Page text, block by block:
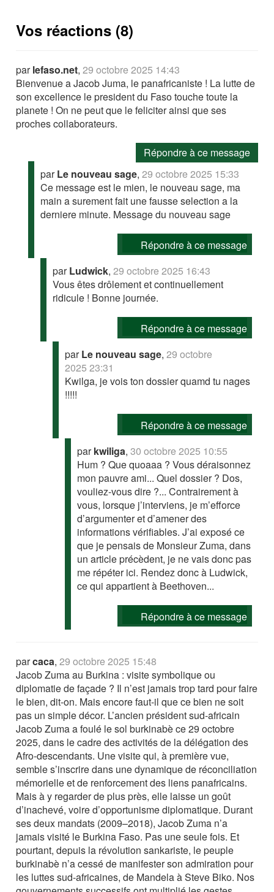
Vos réactions (8)
parlefaso.net,29 octobre 2025 14:43
Bienvenue a Jacob Juma, le panafricaniste ! La lutte de
son excellence le president du Faso touche toute la
planete ! On ne peut que le feliciter ainsi que ses
proches collaborateurs.
Répondre à ce message
parLe nouveau sage,29 octobre 2025 15:33
Ce message est le mien, le nouveau sage, ma
main a surement fait une fausse selection a la
derniere minute. Message du nouveau sage
Répondre à ce message
parLudwick,29 octobre 2025 16:43
Vous êtes drôlement et continuellement
ridicule ! Bonne journée.
Répondre à ce message
parLe nouveau sage,29 octobre
2025 23:31
Kwilga, je vois ton dossier quamd tu nages
!!!!!
Répondre à ce message
parkwiliga,30 octobre 2025 10:55
Hum ? Que quoaaa ? Vous déraisonnez
mon pauvre ami... Quel dossier ? Dos,
vouliez-vous dire ?... Contrairement à
vous, lorsque j’interviens, je m’efforce
d’argumenter et d’amener des
informations vérifiables. J’ai exposé ce
que je pensais de Monsieur Zuma, dans
un article précèdent, je ne vais donc pas
me répéter ici. Rendez donc à Ludwick,
ce qui appartient à Beethoven...
Répondre à ce message
parcaca,29 octobre 2025 15:48
Jacob Zuma au Burkina : visite symbolique ou
diplomatie de façade ? Il n’est jamais trop tard pour faire
le bien, dit-on. Mais encore faut-il que ce bien ne soit
pas un simple décor. L’ancien président sud-africain
Jacob Zuma a foulé le sol burkinabè ce 29 octobre
2025, dans le cadre des activités de la délégation des
Afro-descendants. Une visite qui, à première vue,
semble s’inscrire dans une dynamique de réconciliation
mémorielle et de renforcement des liens panafricains.
Mais à y regarder de plus près, elle laisse un goût
d’inachevé, voire d’opportunisme diplomatique. Durant
ses deux mandats (2009–2018), Jacob Zuma n’a
jamais visité le Burkina Faso. Pas une seule fois. Et
pourtant, depuis la révolution sankariste, le peuple
burkinabè n’a cessé de manifester son admiration pour
les luttes sud-africaines, de Mandela à Steve Biko. Nos